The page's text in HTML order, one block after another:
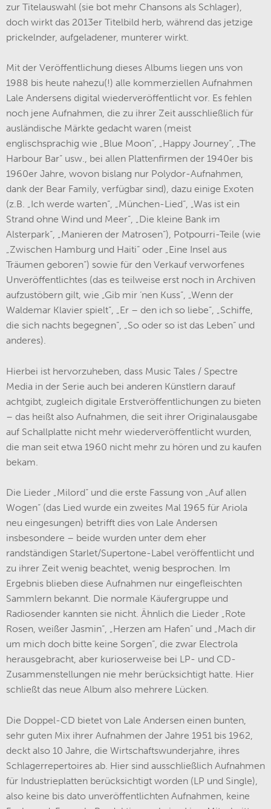
zur Titelauswahl (sie bot mehr Chansons als Schlager),
doch wirkt das 2013er Titelbild herb, während das jetzige
prickelnder, aufgeladener, munterer wirkt.
Mit der Veröffentlichung dieses Albums liegen uns von
1988 bis heute nahezu(!) alle kommerziellen Aufnahmen
Lale Andersens digital wiederveröffentlicht vor. Es fehlen
noch jene Aufnahmen, die zu ihrer Zeit ausschließlich für
ausländische Märkte gedacht waren (meist
englischsprachig wie „Blue Moon“, „Happy Journey“, „The
Harbour Bar“ usw., bei allen Plattenfirmen der 1940er bis
1960er Jahre, wovon bislang nur Polydor-Aufnahmen,
dank der Bear Family, verfügbar sind), dazu einige Exoten
(z.B. „Ich werde warten“, „München-Lied“, „Was ist ein
Strand ohne Wind und Meer“, „Die kleine Bank im
Alsterpark“, „Manieren der Matrosen“), Potpourri-Teile (wie
„Zwischen Hamburg und Haiti“ oder „Eine Insel aus
Träumen geboren“) sowie für den Verkauf verworfenes
Unveröffentlichtes (das es teilweise erst noch in Archiven
aufzustöbern gilt, wie „Gib mir ‘nen Kuss“, „Wenn der
Waldemar Klavier spielt“, „Er – den ich so liebe“, „Schiffe,
die sich nachts begegnen“, „So oder so ist das Leben“ und
anderes).
Hierbei ist hervorzuheben, dass Music Tales / Spectre
Media in der Serie auch bei anderen Künstlern darauf
achtgibt, zugleich digitale Erstveröffentlichungen zu bieten
– das heißt also Aufnahmen, die seit ihrer Originalausgabe
auf Schallplatte nicht mehr wiederveröffentlicht wurden,
die man seit etwa 1960 nicht mehr zu hören und zu kaufen
bekam.
Die Lieder „Milord“ und die erste Fassung von „Auf allen
Wogen“ (das Lied wurde ein zweites Mal 1965 für Ariola
neu eingesungen) betrifft dies von Lale Andersen
insbesondere – beide wurden unter dem eher
randständigen Starlet/Supertone-Label veröffentlicht und
zu ihrer Zeit wenig beachtet, wenig besprochen. Im
Ergebnis blieben diese Aufnahmen nur eingefleischten
Sammlern bekannt. Die normale Käufergruppe und
Radiosender kannten sie nicht. Ähnlich die Lieder „Rote
Rosen, weißer Jasmin“, „Herzen am Hafen“ und „Mach dir
um mich doch bitte keine Sorgen“, die zwar Electrola
herausgebracht, aber kurioserweise bei LP- und CD-
Zusammenstellungen nie mehr berücksichtigt hatte. Hier
schließt das neue Album also mehrere Lücken.
Die Doppel-CD bietet von Lale Andersen einen bunten,
sehr guten Mix ihrer Aufnahmen der Jahre 1951 bis 1962,
deckt also 10 Jahre, die Wirtschaftswunderjahre, ihres
Schlagerrepertoires ab. Hier sind ausschließlich Aufnahmen
für Industrieplatten berücksichtigt worden (LP und Single),
also keine bis dato unveröffentlichten Aufnahmen, keine